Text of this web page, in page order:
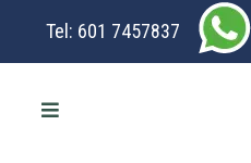
Tel: 601 7457837